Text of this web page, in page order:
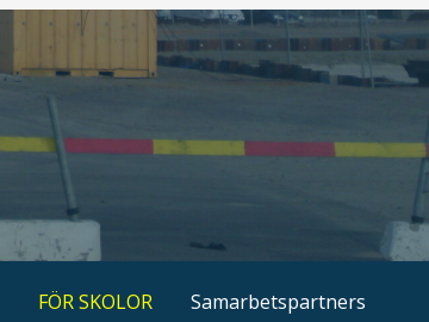
FÖR SKOLOR Samarbetspartners